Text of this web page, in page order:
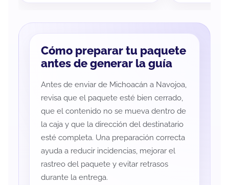
Cómo preparar tu paquete
antes de generar la guía
Antes de enviar de Michoacán a Navojoa,
revisa que el paquete esté bien cerrado,
que el contenido no se mueva dentro de
la caja y que la dirección del destinatario
esté completa. Una preparación correcta
ayuda a reducir incidencias, mejorar el
rastreo del paquete y evitar retrasos
durante la entrega.